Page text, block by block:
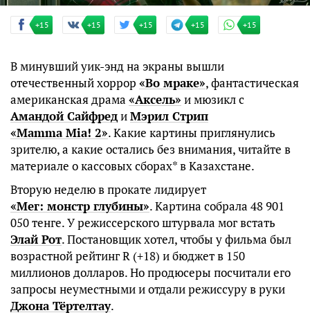
+15 +15 +15 +15 +15
В минувший уик-энд на экраны вышли
отечественный хоррор «Во мраке», фантастическая
американская драма «Аксель» и мюзикл с
Амандой СайфредиМэрил Стрип
«Mamma Mia! 2». Какие картины приглянулись
зрителю, а какие остались без внимания, читайте в
материале о кассовых сборах* в Казахстане.
Вторую неделю в прокате лидирует
«Мег: монстр глубины». Картина собрала 48 901
050 тенге. У режиссерского штурвала мог встать
Элай Рот. Постановщик хотел, чтобы у фильма был
возрастной рейтинг R (+18) и бюджет в 150
миллионов долларов. Но продюсеры посчитали его
запросы неуместными и отдали режиссуру в руки
Джона Тёртелтау.